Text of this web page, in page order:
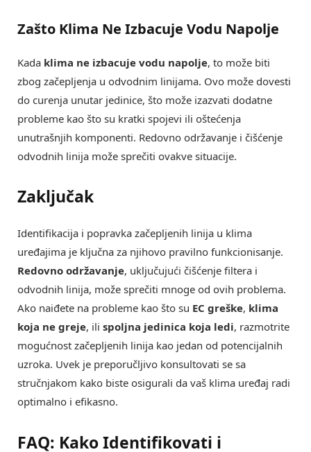
Zašto Klima Ne Izbacuje Vodu Napolje
Kada klima ne izbacuje vodu napolje, to može biti
zbog začepljenja u odvodnim linijama. Ovo može dovesti
do curenja unutar jedinice, što može izazvati dodatne
probleme kao što su kratki spojevi ili oštećenja
unutrašnjih komponenti. Redovno održavanje i čišćenje
odvodnih linija može sprečiti ovakve situacije.
Zaključak
Identifikacija i popravka začepljenih linija u klima
uređajima je ključna za njihovo pravilno funkcionisanje.
Redovno održavanje, uključujući čišćenje filtera i
odvodnih linija, može sprečiti mnoge od ovih problema.
Ako naiđete na probleme kao što su EC greške, klima
koja ne greje, ili spoljna jedinica koja ledi, razmotrite
mogućnost začepljenih linija kao jedan od potencijalnih
uzroka. Uvek je preporučljivo konsultovati se sa
stručnjakom kako biste osigurali da vaš klima uređaj radi
optimalno i efikasno.
FAQ: Kako Identifikovati i